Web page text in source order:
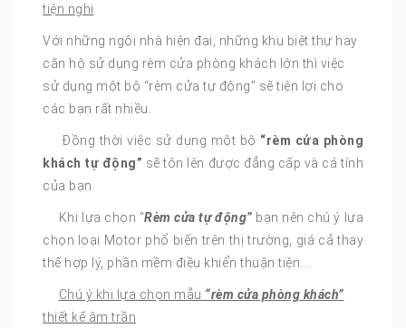
tiện nghi
Với những ngôi nhà hiện đại, những khu biệt thự hay
căn hộ sử dụng rèm cửa phòng khách lớn thì việc
sử dụng một bộ “rèm cửa tự động” sẽ tiện lợi cho
các bạn rất nhiều.
Đồng thời việc sử dụng một bộ “rèm cửa phòng
khách tự động” sẽ tôn lên được đẳng cấp và cá tính
của bạn.
Khi lựa chọn “Rèm cửa tự động” bạn nên chú ý lựa
chọn loại Motor phổ biến trên thị trường, giá cả thay
thế hợp lý, phần mềm điều khiển thuận tiện….
Chú ý khi lựa chọn mẫu “rèm cửa phòng khách”
thiết kế âm trần